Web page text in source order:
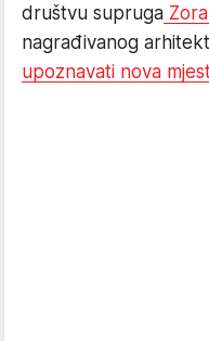
društvu supruga
nagrađivanog
upoznavati nova